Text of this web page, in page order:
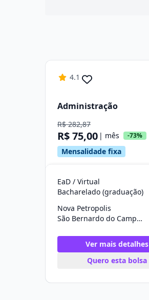
4.1
Administração
R$ 282,87
R$ 75,00 | mês -73%
Mensalidade fixa
EaD / Virtual
Bacharelado (graduação)
Nova Petropolis
São Bernardo do Campo/SP
Ver mais detalhes
Quero esta bolsa